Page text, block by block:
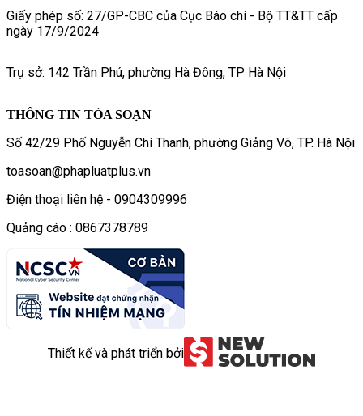
Giấy phép số: 27/GP-CBC của Cục Báo chí - Bộ TT&TT cấp
ngày 17/9/2024
Trụ sở: 142 Trần Phú, phường Hà Đông, TP Hà Nội
THÔNG TIN TÒA SOẠN
Số 42/29 Phố Nguyễn Chí Thanh, phường Giảng Võ, TP. Hà Nội
toasoan@phapluatplus.vn
Điện thoại liên hệ - 0904309996
Quảng cáo : 0867378789
Thiết kế và phát triển bởi